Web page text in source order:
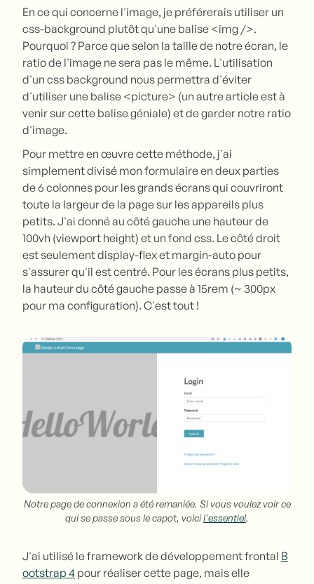
En ce qui concerne l'image, je préférerais utiliser un
css-background plutôt qu'une balise <img />.
Pourquoi ? Parce que selon la taille de notre écran, le
ratio de l'image ne sera pas le même. L'utilisation
d'un css background nous permettra d'éviter
d'utiliser une balise <picture> (un autre article est à
venir sur cette balise géniale) et de garder notre ratio
d'image.
Pour mettre en œuvre cette méthode, j'ai
simplement divisé mon formulaire en deux parties
de 6 colonnes pour les grands écrans qui couvriront
toute la largeur de la page sur les appareils plus
petits. J'ai donné au côté gauche une hauteur de
100vh (viewport height) et un fond css. Le côté droit
est seulement display-flex et margin-auto pour
s'assurer qu'il est centré. Pour les écrans plus petits,
la hauteur du côté gauche passe à 15rem (~ 300px
pour ma configuration). C'est tout !
Notre page de connexion a été remaniée. Si vous voulez voir ce
qui se passe sous le capot, voicil'essentiel.
J'ai utilisé le framework de développement frontal B
ootstrap 4 pour réaliser cette page, mais elle